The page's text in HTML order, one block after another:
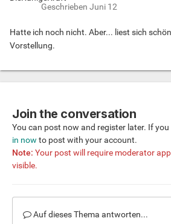
Geschrieben Juni 12
Hatte ich noch nicht. Aber... liest sich
Vorstellung.
Join the conversation
You can post now and register later. If
in now to post with your account.
Note: Your post will require moderator
visible.
Auf dieses Thema antworten...